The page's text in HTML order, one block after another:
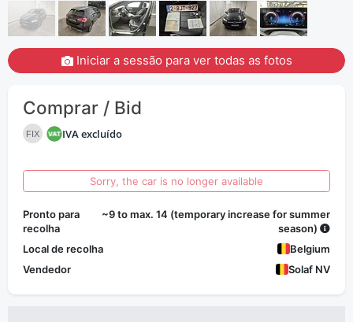
Iniciar a sessão para ver todas as fotos
Comprar / Bid
FIX IVA excluído
Sorry, the car is no longer available
Pronto para
recolha
~9 to max. 14 (temporary increase for summer
season)
Local de recolha
Belgium
Vendedor
Solaf NV